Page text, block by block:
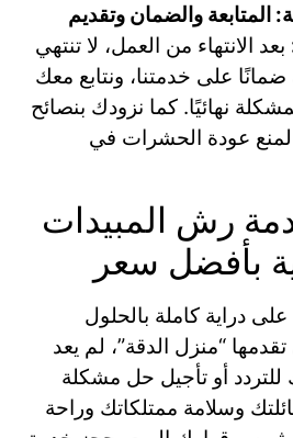
المتابعة والضمان وتقديم
بعد الانتهاء من العمل، لا تنتهي
على خدمتنا، ونتابع معك
نهائيًا. كما نزودك بنصائح
عودة الحشرات في
رش المبيدات
بأفضل سعر
دراية كاملة بالحلول
تقدمها “منزل الدقة”، لم يعد
أو تأجيل حل مشكلة
وسلامة ممتلكاتك وراحة